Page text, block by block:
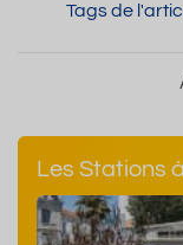
Tags de
Les Stations